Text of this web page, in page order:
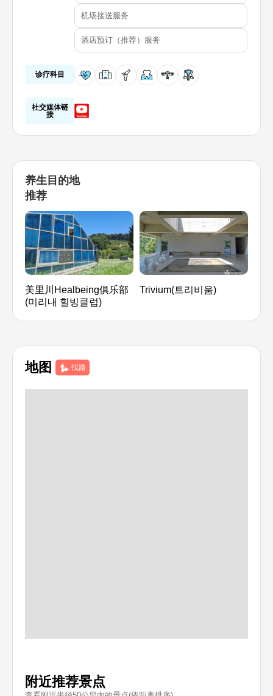
机场接送服务
酒店预订（推荐）服务
诊疗科目
社交媒体链
接
养生目的地
推荐
美里川Healbeing俱乐部
(미리내 힐빙클럽)
Trivium(트리비움)
地图 找路
附近推荐景点